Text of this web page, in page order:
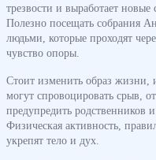
трезвости и выработает
Полезно посещать собрания
людьми, которые проходят
чувство опоры.
Стоит изменить образ жизни,
могут спровоцировать срыв,
предупредить родственников
Физическая активность,
укрепят тело и дух.